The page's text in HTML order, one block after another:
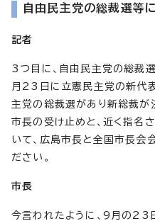
自由民主党の総裁選等
記者
3つ目に、自由民主党の総裁
月23日に立憲民主党の新代
主党の総裁選があり新総裁が
市長の受け止めと、近く指名
いて、広島市長と全国市長会
ださい。
市長
今言われたように、9月の23